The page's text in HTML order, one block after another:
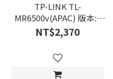
TP-LINK TL-
MR6500v(APAC) 版本:3
無線網路分享器
NT$2,370